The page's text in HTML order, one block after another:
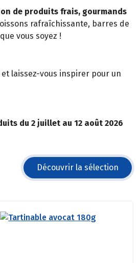
de produits frais, gourmands
rafraîchissante, barres de
vous soyez !
laissez-vous inspirer pour un
du 2 juillet au 12 août 2026
Découvrir la sélection